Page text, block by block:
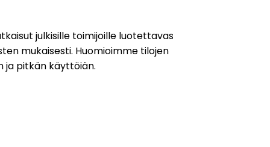
julkisille toimijoille luotettavasti
mukaisesti. Huomioimme tilojen
ja pitkän käyttöiän.